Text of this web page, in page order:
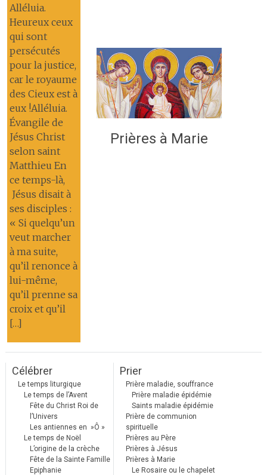
Alléluia.
Heureux ceux
qui sont
persécutés
pour la justice,
car le royaume
des Cieux est à
eux !Alléluia.
Évangile de
Jésus Christ
selon saint
Matthieu En
ce temps-là,
Jésus disait à
ses disciples :
« Si quelqu’un
veut marcher
à ma suite,
qu’il renonce à
lui-même,
qu’il prenne sa
croix et qu’il
[…]
Prières à Marie
Célébrer
Le temps liturgique
Le temps de l’Avent
Fête du Christ Roi de
l’Univers
Les antiennes en »Ô »
Le temps de Noël
L’origine de la crèche
Fête de la Sainte Famille
Epiphanie
Prier
Prière maladie, souffrance
Prière maladie épidémie
Saints maladie épidémie
Prière de communion
spirituelle
Prières au Père
Prières à Jésus
Prières à Marie
Le Rosaire ou le chapelet